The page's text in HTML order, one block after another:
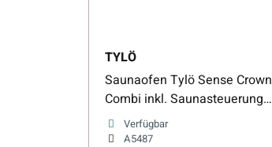
TYLÖ
Saunaofen Tylö Sense Crown
Combi inkl. Saunasteuerung
Elite Cloud
Verfügbar
A5487